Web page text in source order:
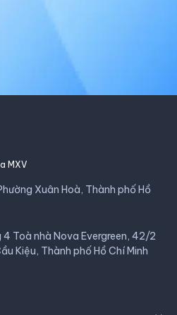
MXV
Xuân Hoà, Thành phố Hồ
Toà nhà Nova Evergreen, 42/2
Kiệu, Thành phố Hồ Chí Minh